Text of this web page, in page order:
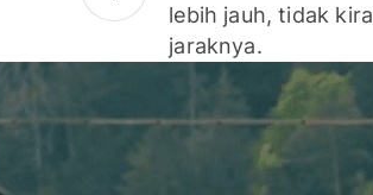
lebih jauh, tidak kira
jaraknya.